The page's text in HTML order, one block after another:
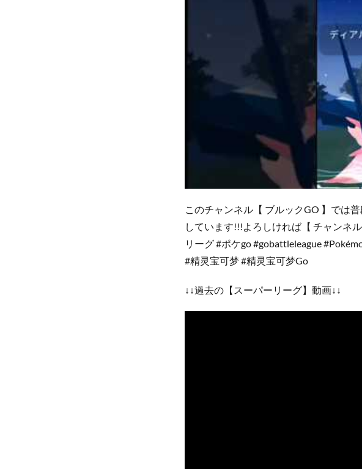
このチャンネル【 ブルックGO 】では
しています!!!よろしければ【 チャンネ
リーグ #ポケgo #gobattleleague
#精灵宝可梦 #精灵宝可梦Go
↓↓過去の【スーパーリーグ】動画↓↓